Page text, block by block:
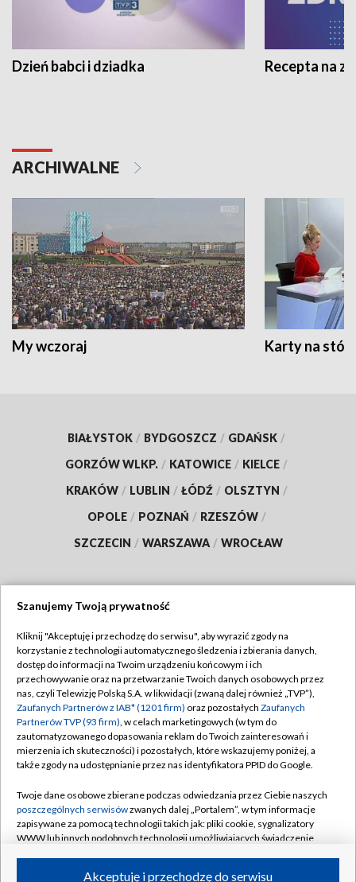
Dzień babci i dziadka Recepta na
ARCHIWALNE
My wczoraj Karty na
BIAŁYSTOK / BYDGOSZCZ / GDAŃSK /
GORZÓW WLKP. / KATOWICE / KIELCE /
KRAKÓW / LUBLIN / ŁÓDŹ / OLSZTYN /
OPOLE / POZNAŃ / RZESZÓW /
SZCZECIN / WARSZAWA / WROCŁAW
TVP
Abonament TVP
Emisja w TVP
Centrum informacji TVP
Naziemna Telewizja Cyfrowa
Rada Programowa
System NOS
Informacje o nadawcy
Regulamin TVP
Polityka prywatności
Moje zgody
Pomoc
Kontakt
Kanały
Szanujemy Twoją prywatność
Kliknij "Akceptuję i przechodzę do serwisu", aby wyrazić zgody na
korzystanie z technologii automatycznego śledzenia i zbierania danych,
dostęp do informacji na Twoim urządzeniu końcowym i ich
przechowywanie oraz na przetwarzanie Twoich danych osobowych przez
nas, czyli Telewizję Polską S.A. w likwidacji (zwaną dalej również „TVP”),
Zaufanych Partnerów z IAB* (1201 firm) oraz pozostałych Zaufanych
Partnerów TVP (93 firm), w celach marketingowych (w tym do
zautomatyzowanego dopasowania reklam do Twoich zainteresowań i
mierzenia ich skuteczności) i pozostałych, które wskazujemy poniżej, a
także zgody na udostępnianie przez nas identyfikatora PPID do Google.
Twoje dane osobowe zbierane podczas odwiedzania przez Ciebie naszych
poszczególnych serwisówzwanych dalej „Portalem”, w tym informacje
zapisywane za pomocą technologii takich jak: pliki cookie, sygnalizatory
WWW lub innych podobnych technologii umożliwiających świadczenie
Akceptuję i przechodzę do serwisu